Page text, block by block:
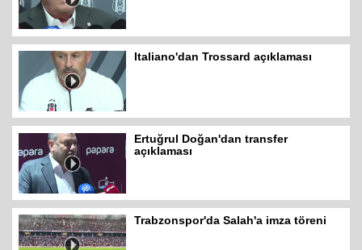
Italiano'dan Trossard açıklaması
Ertuğrul Doğan'dan transfer
açıklaması
Trabzonspor'da Salah'a imza töreni